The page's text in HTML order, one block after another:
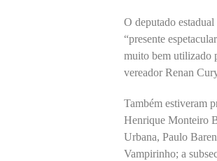
O deputado
“presente
muito bem utilizado
vereador Renan
Também estiveram
Henrique Monteiro
Urbana, Paulo
Vampirinho; a